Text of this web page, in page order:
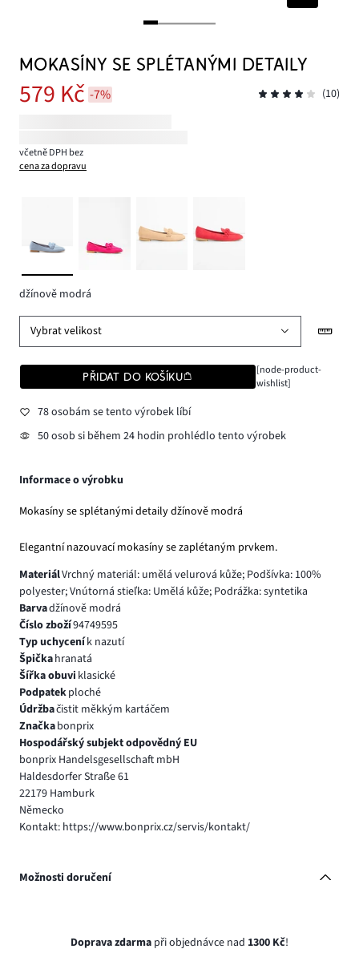
MOKASÍNY SE SPLÉTANÝMI DETAILY
579 Kč -7% (10)
včetně DPH bez
cena za dopravu
džínově modrá
Vybrat velikost
PŘIDAT DO KOŠÍKU
[node-product-
wishlist]
78 osobám se tento výrobek líbí
50 osob si během 24 hodin prohlédlo tento výrobek
Informace o výrobku
Mokasíny se splétanými detaily džínově modrá
Elegantní nazouvací mokasíny se zaplétaným prvkem.
MateriálVrchný materiál: umělá velurová kůže; Podšívka: 100%
polyester; Vnútorná stieľka: Umělá kůže; Podrážka: syntetika
Barvadžínově modrá
Číslo zboží94749595
Typ uchyceník nazutí
Špičkahranatá
Šířka obuvi klasické
Podpatekploché
Údržbačistit měkkým kartáčem
Značkabonprix
Hospodářský subjekt odpovědný EU
bonprix Handelsgesellschaft mbH
Haldesdorfer Straße 61
22179 Hamburk
Německo
Kontakt: https://www.bonprix.cz/servis/kontakt/
Možnosti doručení
Doprava zdarma při objednávce nad 1300 Kč!